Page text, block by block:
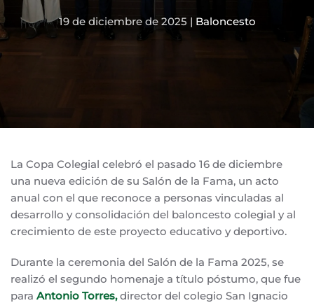
19 de diciembre de 2025 | Baloncesto
La Copa Colegial celebró el pasado 16 de diciembre
una nueva edición de su Salón de la Fama, un acto
anual con el que reconoce a personas vinculadas al
desarrollo y consolidación del baloncesto colegial y al
crecimiento de este proyecto educativo y deportivo.
Durante la ceremonia del Salón de la Fama 2025, se
realizó el segundo homenaje a título póstumo, que fue
para Antonio Torres,director del colegio San Ignacio